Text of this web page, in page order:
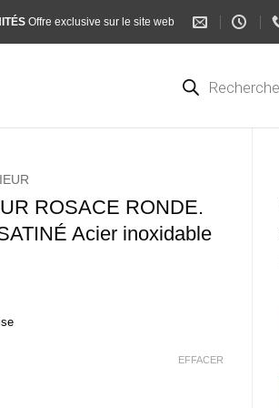
Offre exclusive sur le site web
produits
ROSACE RONDE.
Acier inoxidable
EFFACER